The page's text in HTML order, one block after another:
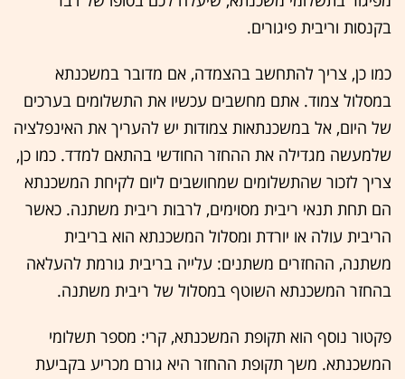
בקנסות וריבית פיגורים.
כמו כן, צריך להתחשב בהצמדה, אם מדובר במשכנתא
במסלול צמוד. אתם מחשבים עכשיו את התשלומים בערכים
של היום, אל במשכנתאות צמודות יש להעריך את האינפלציה
שלמעשה מגדילה את ההחזר החודשי בהתאם למדד. כמו כן,
צריך לזכור שהתשלומים שמחושבים ליום לקיחת המשכנתא
הם תחת תנאי ריבית מסוימים, לרבות ריבית משתנה. כאשר
הריבית עולה או יורדת ומסלול המשכנתא הוא בריבית
משתנה, ההחזרים משתנים: עלייה בריבית גורמת להעלאה
בהחזר המשכנתא השוטף במסלול של ריבית משתנה.
פקטור נוסף הוא תקופת המשכנתא, קרי: מספר תשלומי
המשכנתא. משך תקופת ההחזר היא גורם מכריע בקביעת